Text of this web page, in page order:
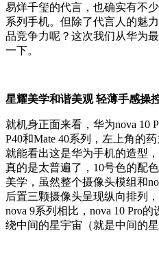
易烊千玺的代言，也确实有不
系列手机。但除了代言人的魅
品竞争力呢？这次我们从华为
一下。
星耀美学和谐美观 轻薄手感操
就机身正面来看，华为nova 10
P40和Mate 40系列，左上角的
就能看出这是华为手机的造型
真的是太普遍了，10号色的配
美学，虽然整个摄像头模组和
后置三颗摄像头呈现纵向排列
nova 9系列相比，nova 10 Pro
绕中间的星宇宙（就是中间的